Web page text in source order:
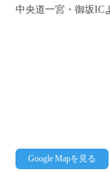
中央道一宮・御坂IC
Google Mapを見る